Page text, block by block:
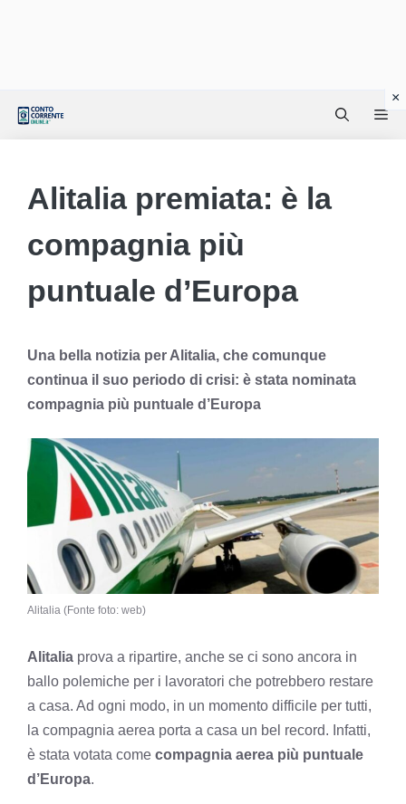
Alitalia premiata: è la
compagnia più
puntuale d’Europa
Una bella notizia per Alitalia, che comunque
continua il suo periodo di crisi: è stata nominata
compagnia più puntuale d’Europa
Alitalia (Fonte foto: web)
Alitalia prova a ripartire, anche se ci sono ancora in
ballo polemiche per i lavoratori che potrebbero restare
a casa. Ad ogni modo, in un momento difficile per tutti,
la compagnia aerea porta a casa un bel record. Infatti,
è stata votata come compagnia aerea più puntuale
d’Europa.